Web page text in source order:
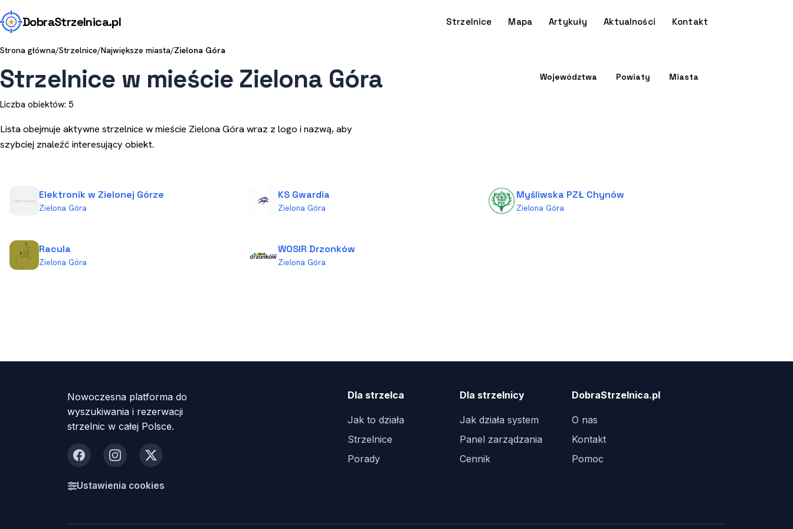
DobraStrzelnica.pl Strzelnice Mapa Artykuły Aktualności Kontakt
Strona główna/Strzelnice/Największe miasta/Zielona Góra
Strzelnice w mieście Zielona Góra
Liczba obiektów: 5
Lista obejmuje aktywne strzelnice w mieście Zielona Góra wraz z logo i nazwą, aby
szybciej znaleźć interesujący obiekt.
Województwa Powiaty Miasta
Elektronik w Zielonej Górze
Zielona Góra
KS Gwardia
Zielona Góra
Myśliwska PZŁ Chynów
Zielona Góra
Racula
Zielona Góra
WOSIR Drzonków
Zielona Góra
Nowoczesna platforma do
wyszukiwania i rezerwacji
strzelnic w całej Polsce.
FacebookInstagram
X
Ustawienia cookies
Dla strzelca
Jak to działa
Strzelnice
Porady
Dla strzelnicy
Jak działa system
Panel zarządzania
Cennik
DobraStrzelnica.pl
O nas
Kontakt
Pomoc